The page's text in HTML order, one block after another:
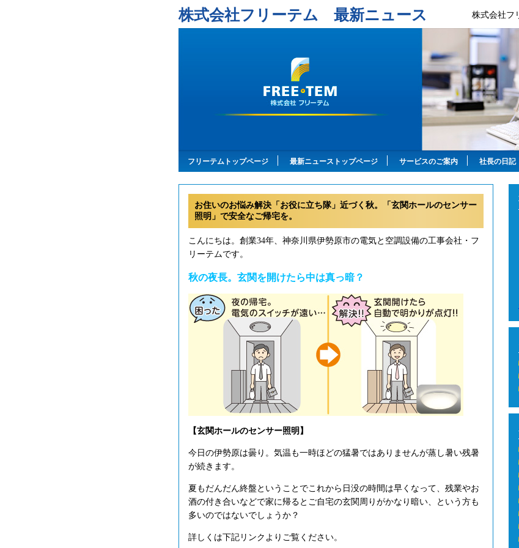
株式会社フリーテム 最新ニュース 株式会社フ
フリーテムトップページ 最新ニューストップページ サービスのご案内 社長の日記
お住いのお悩み解決「お役に立ち隊」近づく秋。「玄関ホールのセンサー
照明」で安全なご帰宅を。
こんにちは。創業34年、神奈川県伊勢原市の電気と空調設備の工事会社・フ
リーテムです。
秋の夜長。玄関を開けたら中は真っ暗？
【玄関ホールのセンサー照明】
今日の伊勢原は曇り。気温も一時ほどの猛暑ではありませんが蒸し暑い残暑
が続きます。
夏もだんだん終盤ということでこれから日没の時間は早くなって、残業やお
酒の付き合いなどで家に帰るとご自宅の玄関周りがかなり暗い、という方も
多いのではないでしょうか？
詳しくは下記リンクよりご覧ください。